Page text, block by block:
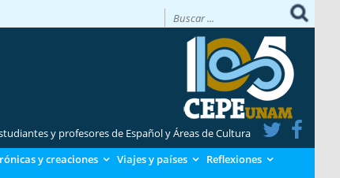
y profesores de Español y Áreas de Cultura
y creaciones Viajes y países
Reflexiones